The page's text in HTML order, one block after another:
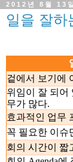
2012년 8월 13
일을 잘하
겉에서 보기에
위임이 잘 되어
무가 많다.
효과적인 업무
꼭 필요한 이슈
회의 시간이 짧